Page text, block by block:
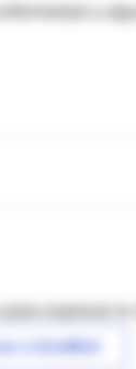
a
expresar
a IntraMed